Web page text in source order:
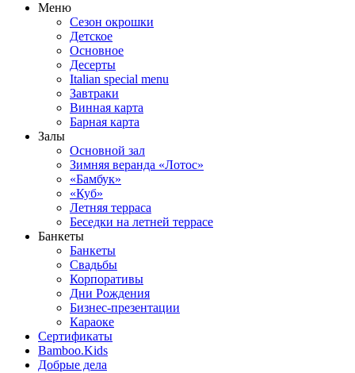
Меню
Сезон окрошки
Детское
Основное
Десерты
Italian special menu
Завтраки
Винная карта
Барная карта
Залы
Основной зал
Зимняя веранда «Лотос»
«Бамбук»
«Куб»
Летняя терраса
Беседки на летней террасе
Банкеты
Банкеты
Свадьбы
Корпоративы
Дни Рождения
Бизнес-презентации
Караоке
Сертификаты
Bamboo.Kids
Добрые дела